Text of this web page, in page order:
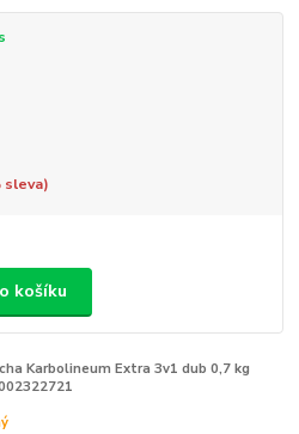
košíku
Karbolineum Extra 3v1 dub 0,7 kg